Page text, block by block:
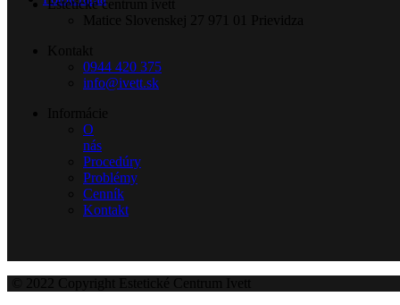
Estetické centrum ivett
0944 420 375
info@ivett.sk
O
nás
Procedúry
Problémy
Cenník
Kontakt